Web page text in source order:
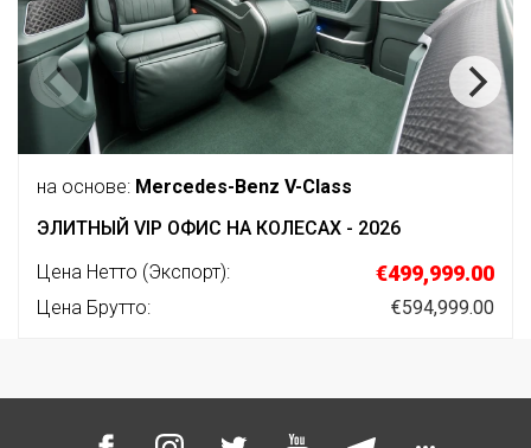
на основе: Mercedes-Benz V-Class
ЭЛИТНЫЙ VIP ОФИС НА КОЛЕСАХ - 2026
Цена Нетто (Экспорт):
€499,999.00
Цена Брутто: €594,999.00